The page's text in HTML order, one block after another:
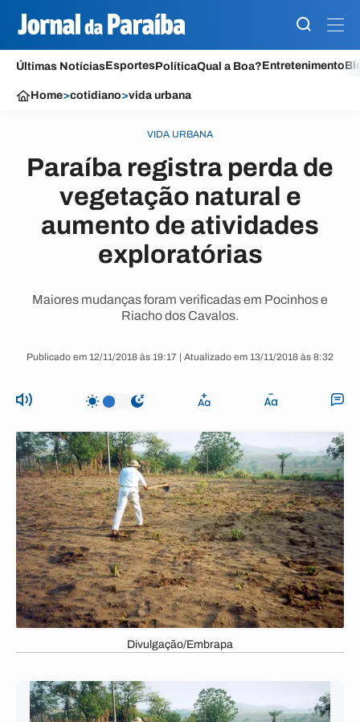
Últimas NotíciasEsportesPolíticaQual a Boa?Entretenimento
Home>cotidiano>vida urbana
VIDA URBANA
Paraíba registra perda de
vegetação natural e
aumento de atividades
exploratórias
Maiores mudanças foram verificadas em Pocinhos e
Riacho dos Cavalos.
Publicado em 12/11/2018 às 19:17 | Atualizado em 13/11/2018 às 8:32
Divulgação/Embrapa